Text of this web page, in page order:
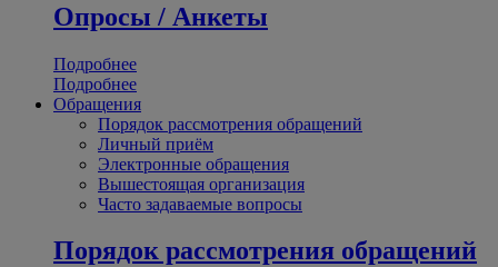
Опросы / Анкеты
Подробнее
Подробнее
Обращения
Порядок рассмотрения обращений
Личный приём
Электронные обращения
Вышестоящая организация
Часто задаваемые вопросы
Порядок рассмотрения обращений